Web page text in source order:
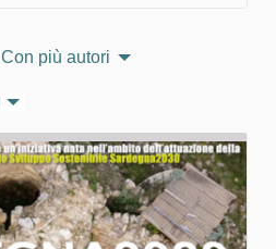
Con più autori